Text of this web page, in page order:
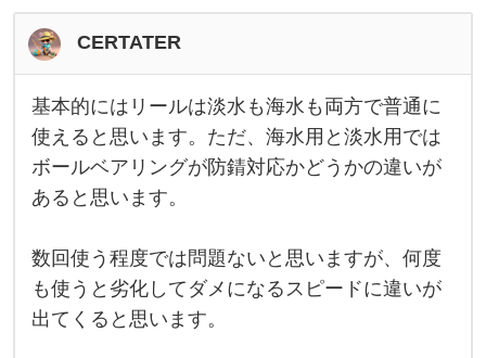
淡
水
用
か
海
水
用
か
気
に
CERTATER
基
本
的
に
は
リ
は
淡
水
も
海
基本的にはリールは淡水も海水も両方で普通に
使えると思います。ただ、海水用と淡水用では
ボールベアリングが防錆対応かどうかの違いが
あると思います。
数回使う程度では問題ないと思いますが、何度
も使うと劣化してダメになるスピードに違いが
出てくると思います。